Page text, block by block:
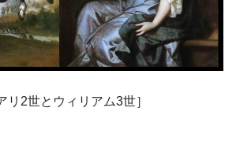
リ2世とウィリアム3世］